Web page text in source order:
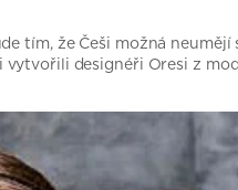
tím, že Češi možná
designéři Oresi z